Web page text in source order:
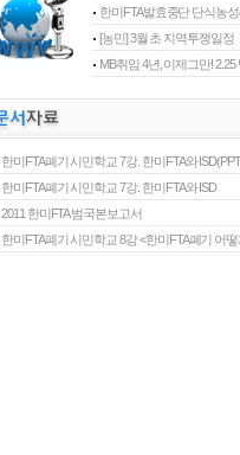
한미FTA발효중단 단식농
[농민] 3월 초 지역투쟁일정
MB취임 4년, 이제그만!
한미FTA폐기 시민학교 7강. 한미FTA와
한미FTA폐기 시민학교 7강. 한미FTA와 ISD
2011 한미FTA 범국본보고서
한미FTA폐기 시민학교 8강 <한미FTA폐기 어